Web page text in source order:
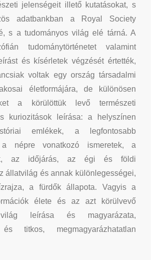
jelenségeit illető kutatásokat, s
adatbankban a Royal Society
s a tudományos világ elé tárná. A
tudománytörténetet valamint
és kísérletek végzését értették,
voltak egy ország társadalmi
életformájára, de különösen
a körülöttük levő természeti
kuriozitások leírása: a helyszínen
emlékek, a legfontosabb
a népre vonatkozó ismeretek, a
az időjárás, az égi és földi
állatvilág és annak különlegességei,
a fürdők állapota. Vagyis a
élete és az azt körülvevő
leírása és magyarázata,
titkos, megmagyarázhatatlan